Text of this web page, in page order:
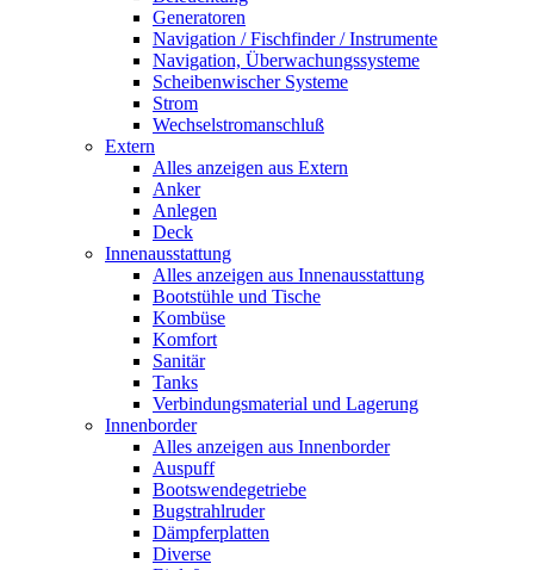
Generatoren
Navigation / Fischfinder / Instrumente
Navigation, Überwachungssysteme
Scheibenwischer Systeme
Strom
Wechselstromanschluß
Extern
Alles anzeigen aus Extern
Anker
Anlegen
Deck
Innenausstattung
Alles anzeigen aus Innenausstattung
Bootstühle und Tische
Kombüse
Komfort
Sanitär
Tanks
Verbindungsmaterial und Lagerung
Innenborder
Alles anzeigen aus Innenborder
Auspuff
Bootswendegetriebe
Bugstrahlruder
Dämpferplatten
Diverse